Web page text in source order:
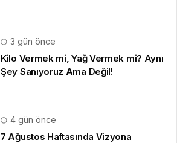
3 gün önce
Kilo Vermek mi, Yağ Vermek mi? Aynı
Şey Sanıyoruz Ama Değil!
4 gün önce
7 Ağustos Haftasında Vizyona